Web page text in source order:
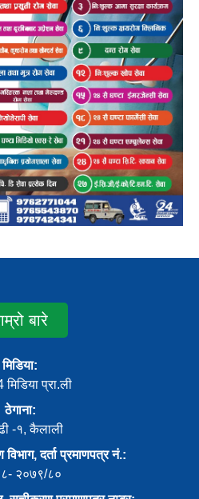
बारे
मिडिया:
प्रा.ली
ठेगाना:
-१, कैलाली
दर्ता प्रमाणपत्र नं.:
२०७९/८०